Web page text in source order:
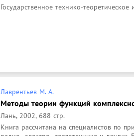
Государственное технико-теоретическое
Лаврентьев М. А.
Методы теории функций
Лань, 2002, 688 стр.
Книга рассчитана на специалистов по